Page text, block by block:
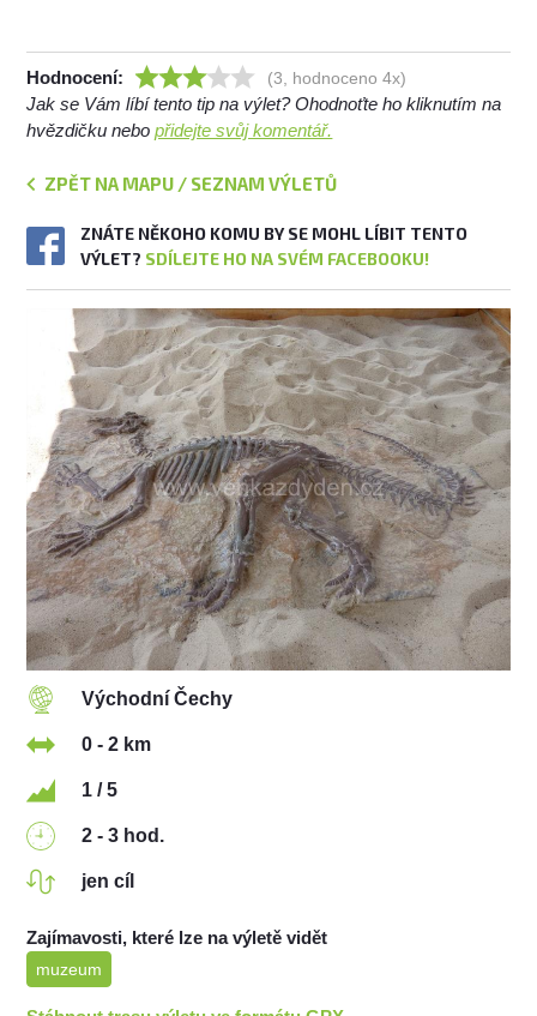
Hodnocení: (3, hodnoceno 4x)
Jak se Vám líbí tento tip na výlet? Ohodnoťte ho kliknutím na
hvězdičku nebopřidejte svůj komentář.
ZPĚT NA MAPU / SEZNAM VÝLETŮ
ZNÁTE NĚKOHO KOMU BY SE MOHL LÍBIT TENTO
VÝLET? SDÍLEJTE HO NA SVÉM FACEBOOKU!
Východní Čechy
0 - 2 km
1 / 5
2 - 3 hod.
jen cíl
Zajímavosti, které lze na výletě vidět
muzeum